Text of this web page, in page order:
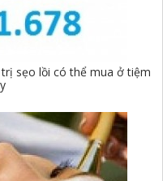
sẹo lồi có thể mua ở tiệm